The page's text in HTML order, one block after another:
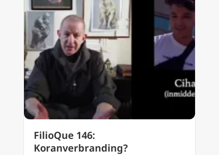
FilioQue 146:
Koranverbranding?